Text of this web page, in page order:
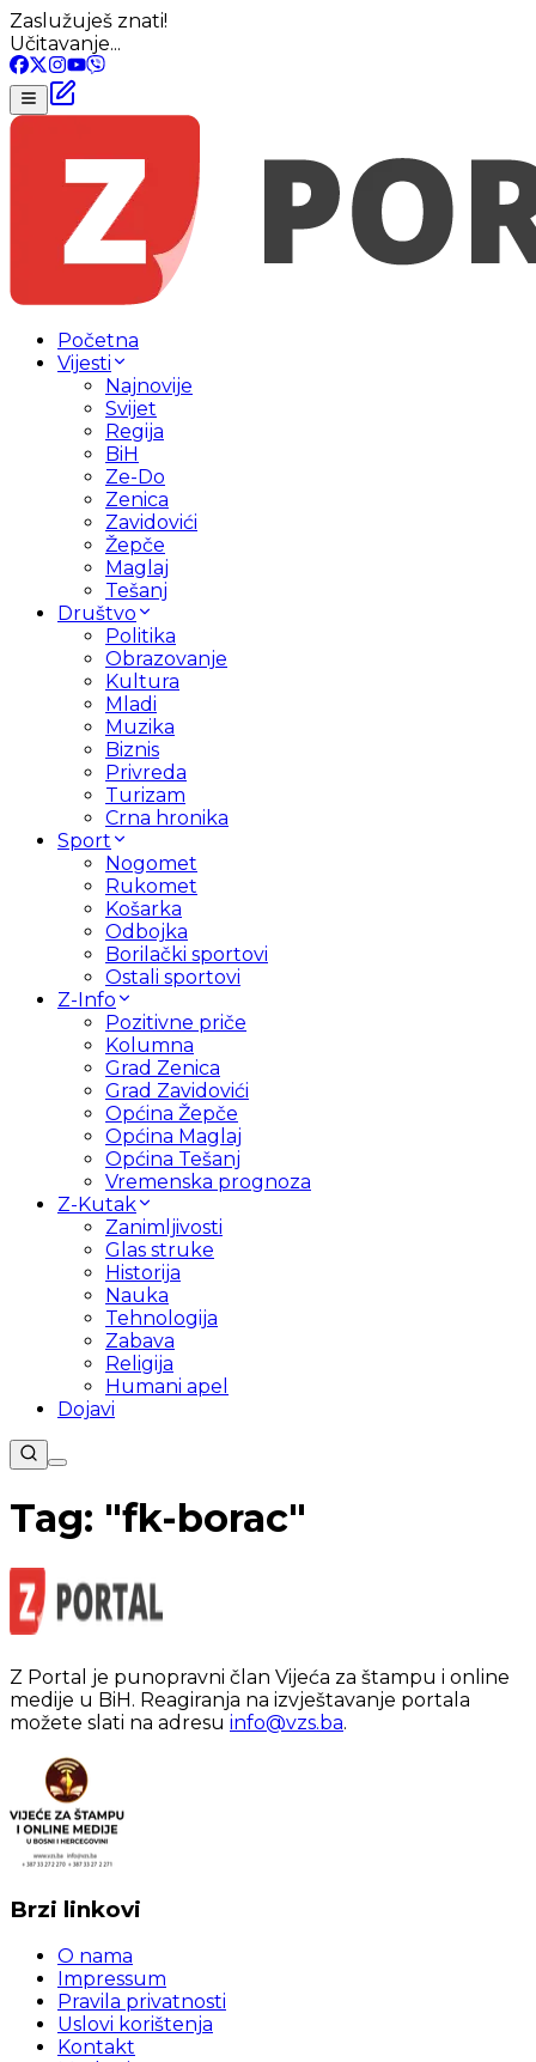
Zaslužuješ znati!
Učitavanje...
Početna
Vijesti
Najnovije
Svijet
Regija
BiH
Ze-Do
Zenica
Zavidovići
Žepče
Maglaj
Tešanj
Društvo
Politika
Obrazovanje
Kultura
Mladi
Muzika
Biznis
Privreda
Turizam
Crna hronika
Sport
Nogomet
Rukomet
Košarka
Odbojka
Borilački sportovi
Ostali sportovi
Z-Info
Pozitivne priče
Kolumna
Grad Zenica
Grad Zavidovići
Općina Žepče
Općina Maglaj
Općina Tešanj
Vremenska prognoza
Z-Kutak
Zanimljivosti
Glas struke
Historija
Nauka
Tehnologija
Zabava
Religija
Humani apel
Dojavi
Tag: "fk-borac"
Z Portal je punopravni član Vijeća za štampu i online
medije u BiH. Reagiranja na izvještavanje portala
možete slati na adresu info@vzs.ba.
Brzi linkovi
O nama
Impressum
Pravila privatnosti
Uslovi korištenja
Kontakt